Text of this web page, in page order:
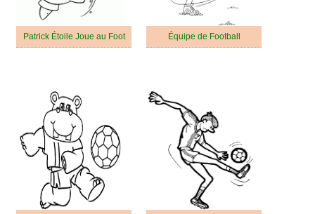
Patrick Étoile Joue au Foot Équipe de Football